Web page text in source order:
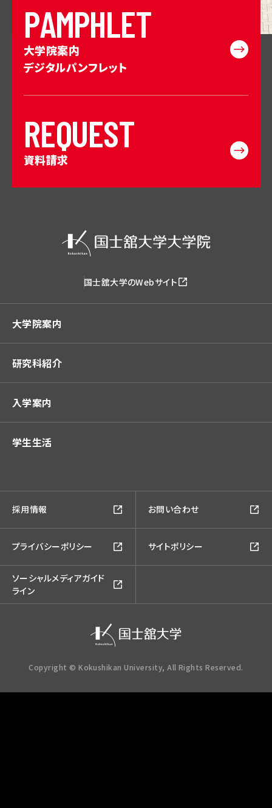
PAMPHLET
大学院案内
デジタルパンフレット
REQUEST
資料請求
国士舘大学のWebサイト
大学院案内
研究科紹介
入学案内
学生生活
採用情報 お問い合わせ
プライバシーポリシー サイトポリシー
ソーシャルメディアガイド
ライン
Copyright © Kokushikan University, All Rights Reserved.